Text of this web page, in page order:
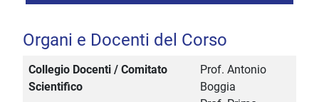
Organi e Docenti del Corso
Collegio Docenti / Comitato
Scientifico
Prof. Antonio
Boggia